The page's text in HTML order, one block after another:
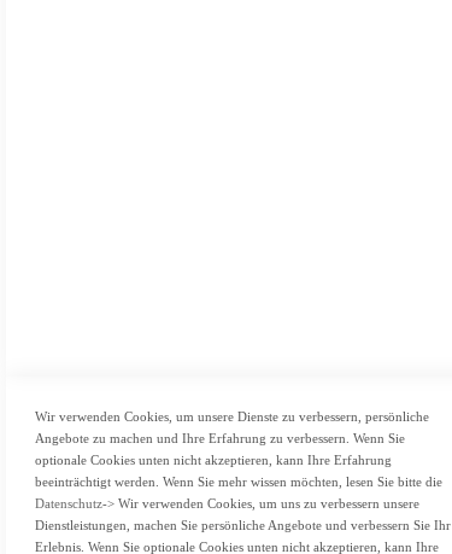
KONTAKT
Adresse: Zimbelstrasse 26/13127 Berlin
Berlin, Deutschland
Email: info@f-m-shop.de
Wir verwenden Cookies, um unsere Dienste zu verbessern, persönliche
Angebote zu machen und Ihre Erfahrung zu verbessern. Wenn Sie
optionale Cookies unten nicht akzeptieren, kann Ihre Erfahrung
beeinträchtigt werden. Wenn Sie mehr wissen möchten, lesen Sie bitte die
Datenschutz-> Wir verwenden Cookies, um uns zu verbessern unsere
Dienstleistungen, machen Sie persönliche Angebote und verbessern Sie Ihr
Erlebnis. Wenn Sie optionale Cookies unten nicht akzeptieren, kann Ihre